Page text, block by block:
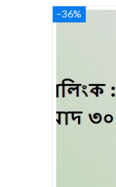
–36%
Voice Minute:
Validity:30Days